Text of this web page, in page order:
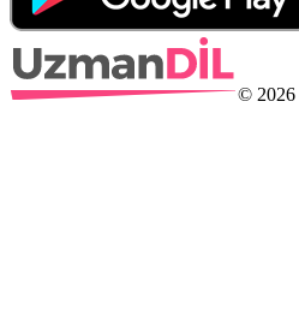
© 2026